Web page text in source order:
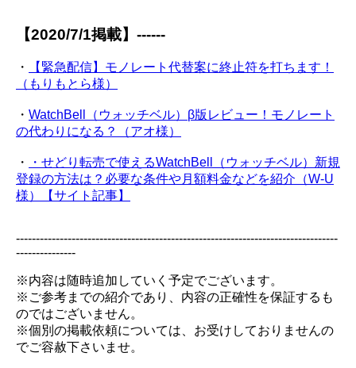
【2020/7/1掲載】------
・
【緊急配信】モノレート代替案に終止符を打ちます！
（もりもとら様）
・ WatchBell（ウォッチベル）β版レビュー！モノレート
の代わりになる？（アオ様）
・
・せどり転売で使えるWatchBell（ウォッチベル）新規
登録の方法は？必要な条件や月額料金などを紹介（W-U
様）【サイト記事】
---------------------------------------------------------------------------------
---------------
※内容は随時追加していく予定でございます。
※ご参考までの紹介であり、内容の正確性を保証するも
のではございません。
※個別の掲載依頼については、お受けしておりませんの
でご容赦下さいませ。